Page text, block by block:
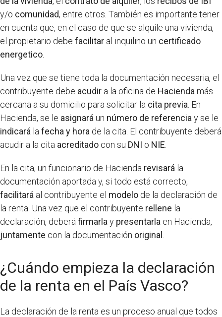
y/o comunidad, entre otros. También es importante tener
en cuenta que, en el caso de que se alquile una vivienda,
el propietario debe facilitar al inquilino un certificado
energetico
Una vez que se tiene toda la documentación necesaria, el
contribuyente debe acudir a la oficina de Hacienda más
cercana a su domicilio para solicitar la cita previa . En
Hacienda, se le asignará un número de referencia y se le
indicará la fecha y hora de la cita. El contribuyente deberá
acudir a la cita acreditado con su DNI o NIE
En la cita, un funcionario de Hacienda revisará la
documentación aportada y, si todo está correcto,
facilitará al contribuyente el modelo de la declaración de
la renta. Una vez que el contribuyente rellene la
declaración, deberá firmarla y presentarla en Hacienda,
juntamente con la documentación original
¿Cuándo empieza la declaración
de la renta en el País Vasco?
La declaración de la renta es un proceso anual que todos